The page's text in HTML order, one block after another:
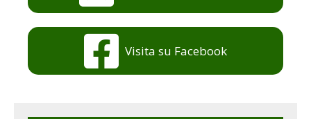
Visita su Facebook